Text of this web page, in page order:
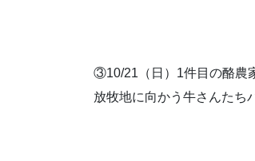
③10/21（日）1件目の酪農
放牧地に向かう牛さんたち